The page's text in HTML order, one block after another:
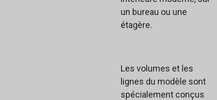
un bureau ou une
étagère.
Les volumes et les
lignes du modèle sont
spécialement conçus